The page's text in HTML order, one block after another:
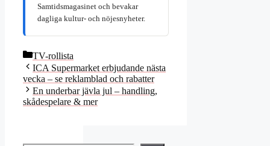
Samtidsmagasinet och bevakar
dagliga kultur- och nöjesnyheter.
Kategorier
TV-rollista
ICA Supermarket erbjudande nästa
vecka – se reklamblad och rabatter
En underbar jävla jul – handling,
skådespelare & mer